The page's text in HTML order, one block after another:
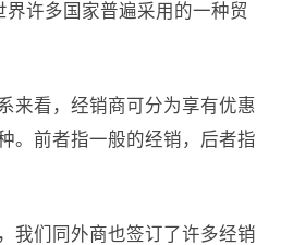
许多国家普遍采用的一种贸
来看，经销商可分为享有优惠
。前者指一般的经销，后者指
我们同外商也签订了许多经销